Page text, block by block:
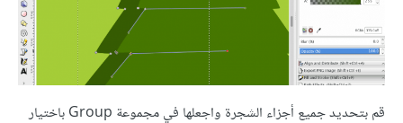
قم بتحديد جميع أجزاء الشجرة واجعلها في مجموعة Group باختيار